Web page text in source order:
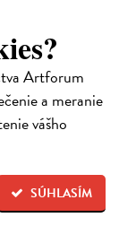
Artforum
a meranie
vášho
SÚHLASÍM
poliša
Kôrovi
žubrienkam a